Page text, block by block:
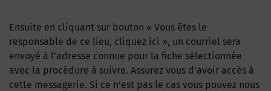
Ensuite en cliquant sur bouton « Vous êtes le
responsable de ce lieu, cliquez ici », un courriel sera
envoyé à l’adresse connue pour la fiche sélectionnée
avec la procédure à suivre. Assurez vous d’avoir accès à
cette messagerie. Si ce n’est pas le cas vous pouvez nous